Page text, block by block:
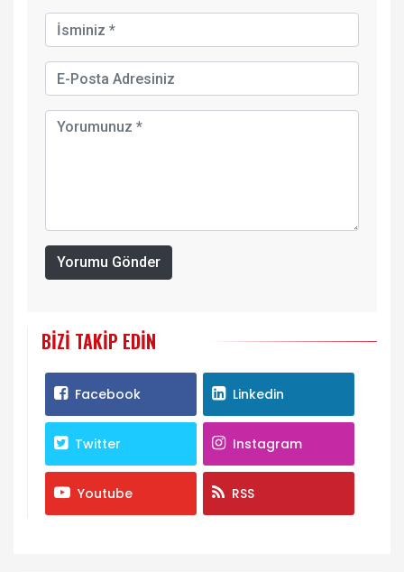
Yorumu Gönder
BIZI TAKIP EDIN
Facebook Linkedin
Twitter Instagram
Youtube RSS